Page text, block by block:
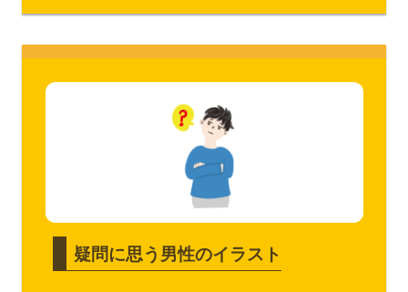
疑問に思う男性のイラスト